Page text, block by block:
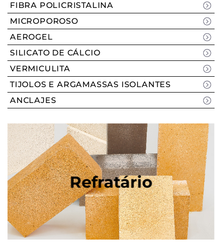
FIBRA POLICRISTALINA
MICROPOROSO
AEROGEL
SILICATO DE CÁLCIO
VERMICULITA
TIJOLOS E ARGAMASSAS ISOLANTES
ANCLAJES
Refratário